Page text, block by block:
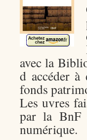
avec la
d accéder à
fonds
Les uvres
par la BnF
numérique.